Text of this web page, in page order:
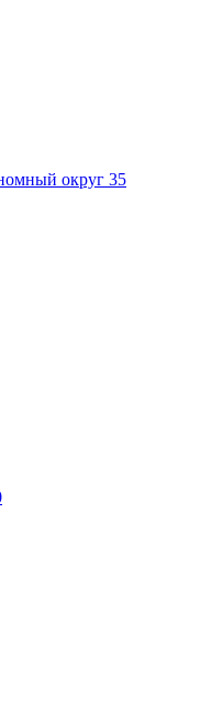
округ 35